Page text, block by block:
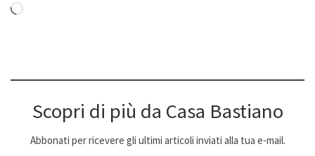
Caricamento in corso…
Scopri di più da Casa Bastiano
Abbonati per ricevere gli ultimi articoli inviati alla tua e-mail.